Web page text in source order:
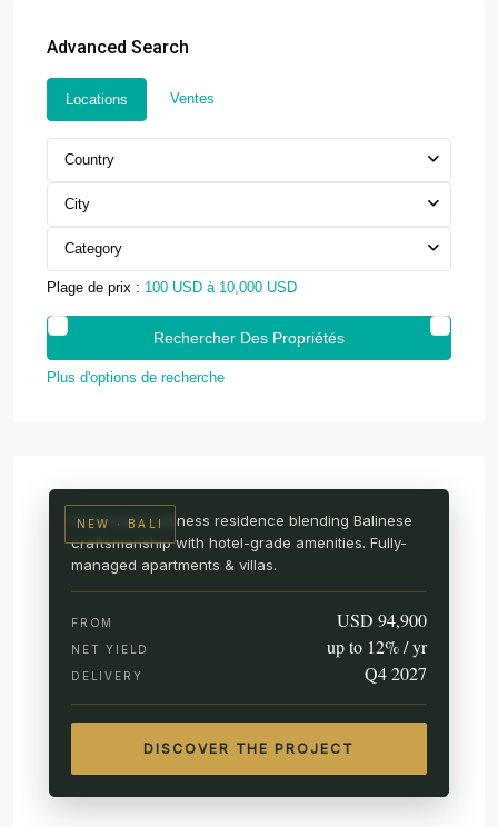
Advanced Search
Locations Ventes
Country
City
Category
Plage de prix : 100 USD à 10,000 USD
Plus d'options de recherche
NEW · BALI
A branded wellness residence blending Balinese
craftsmanship with hotel-grade amenities. Fully-
managed apartments & villas.
FROM USD 94,900
NET YIELD up to 12% / yr
DELIVERY Q4 2027
DISCOVER THE PROJECT